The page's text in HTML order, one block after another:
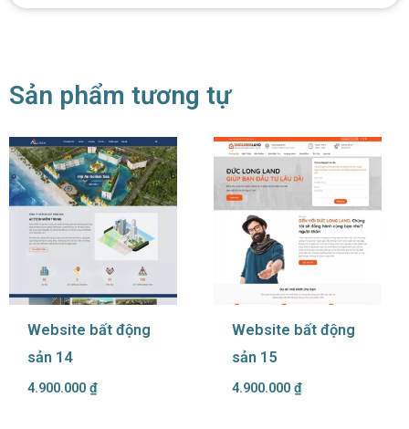
Sản phẩm tương tự
Website bất động
sản 14
4.900.000 ₫
Website bất động
sản 15
4.900.000 ₫